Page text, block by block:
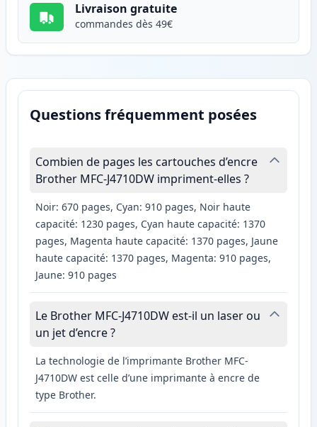
Livraison gratuite
commandes dès 49€
Questions fréquemment posées
Combien de pages les cartouches d’encre
Brother MFC-J4710DW impriment-elles ?
Noir: 670 pages, Cyan: 910 pages, Noir haute
capacité: 1230 pages, Cyan haute capacité: 1370
pages, Magenta haute capacité: 1370 pages, Jaune
haute capacité: 1370 pages, Magenta: 910 pages,
Jaune: 910 pages
Le Brother MFC-J4710DW est-il un laser ou
un jet d’encre ?
La technologie de l’imprimante Brother MFC-
J4710DW est celle d’une imprimante à encre de
type Brother.